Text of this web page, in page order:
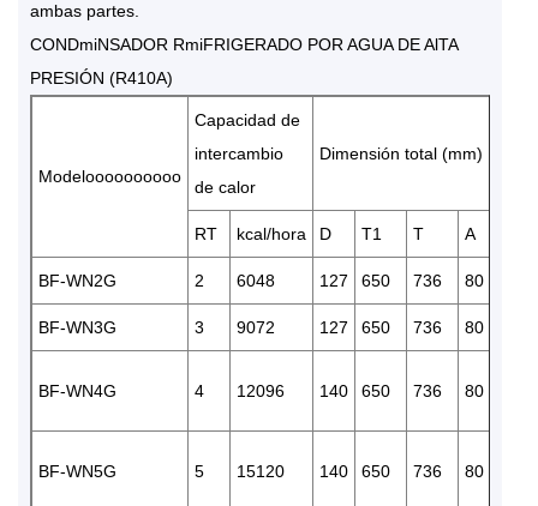
ambas partes.
CONDmiNSADOR RmiFRIGERADO POR AGUA DE AlTA
PRESIÓN (R410A)
Modeloooooooooo
Capacidad de
intercambio
de calor
Dimensión total (mm)
RT kcal/hora D T1 T A
BF-WN2G 2 6048 127 650 736 80
BF-WN3G 3 9072 127 650 736 80
BF-WN4G 4 12096 140 650 736 80
BF-WN5G 5 15120 140 650 736 80